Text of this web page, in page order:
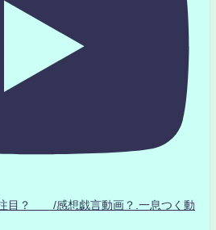
目？ /感想戯言動画？.一息つく動